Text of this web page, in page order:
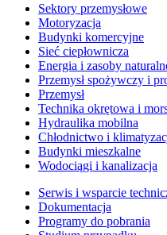
Sektory przemysłowe
Motoryzacja
Budynki komercyjne
Sieć ciepłownicza
Energia i zasoby
Przemysł spożywczy i
Przemysł
Technika okrętowa i
Hydraulika mobilna
Chłodnictwo i
Budynki mieszkalne
Wodociągi i kanalizacja
Serwis i wsparcie
Dokumentacja
Programy do pobrania